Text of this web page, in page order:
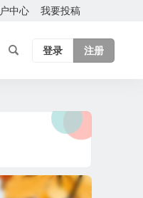
中心 我要投稿
登录 注册